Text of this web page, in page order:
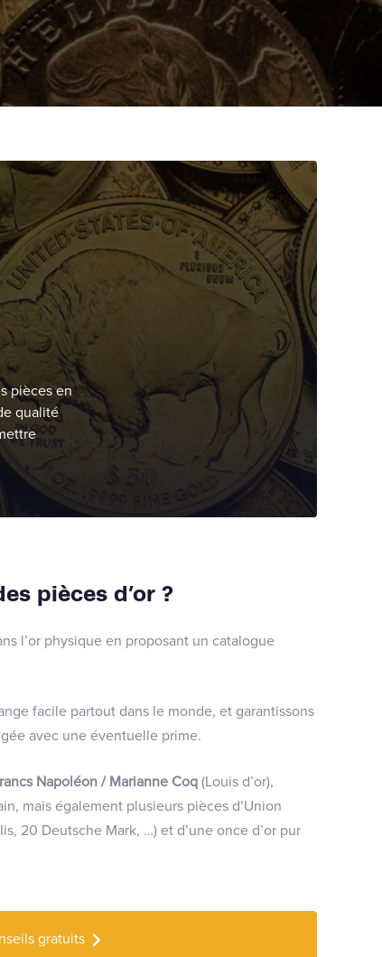
pièces en
qualité
pièces d’or ?
l’or physique en proposant un catalogue
facile partout dans le monde, et garantissons
avec une éventuelle prime.
Napoléon / Marianne Coq (Louis d’or),
mais également plusieurs pièces d’Union
20 Deutsche Mark, …) et d’une once d’or pur
gratuits